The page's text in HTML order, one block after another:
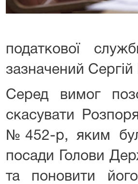
податкової
зазначений
Серед вимог
скасувати
№452-р, яким
посади Голови
та поновити